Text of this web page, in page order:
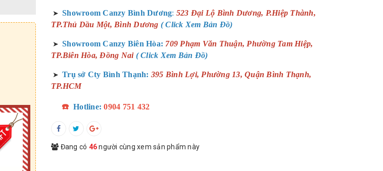
➤ Showroom Canzy Bình Dương: 523 Đại Lộ Bình Dương, P.Hiệp Thành,
TP.Thủ Dầu Một, Bình Dương ( Click Xem Bản Đồ)
➤ Showroom Canzy Biên Hòa: 709 Phạm Văn Thuận, Phường Tam Hiệp,
TP.Biên Hòa, Đồng Nai ( Click Xem Bản Đồ)
➤ Trụ sở Cty Bình Thạnh: 395 Bình Lợi, Phường 13, Quận Bình Thạnh,
TP.HCM
☎️ Hotline: 0904 751 432
Đang có 46người cùng xem sản phẩm này